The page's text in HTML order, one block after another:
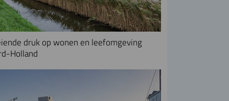
druk op wonen en leefomgeving
Holland